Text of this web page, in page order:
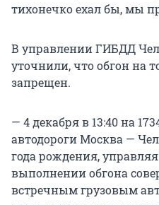
тихонечко ехал бы, мы
В управлении ГИБДД
уточнили, что обгон на
запрещен.
— 4 декабря в 13:40 на
автодороги Москва —
года рождения,
выполнении обгона
встречным грузовым